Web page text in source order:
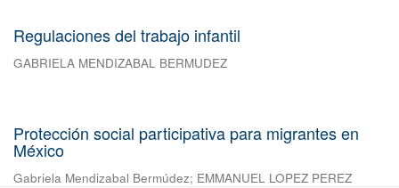
Regulaciones del trabajo infantil
GABRIELA MENDIZABAL BERMUDEZ
Protección social participativa para migrantes en
México
Gabriela Mendizabal Bermúdez; EMMANUEL LOPEZ PEREZ